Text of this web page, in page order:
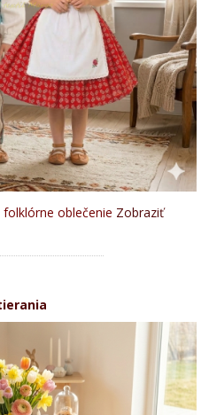
oblečenie Zobraziť